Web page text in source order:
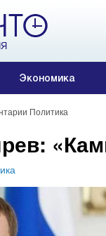
Экономика
Политика